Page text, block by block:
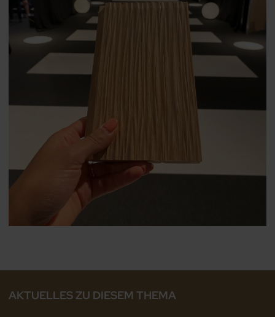
AKTUELLES ZU DIESEM THEMA